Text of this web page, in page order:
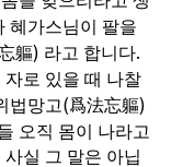
혜가스님이 팔을
軀) 라고 합니다.
자로 있을 때 나찰
법망고(爲法忘軀)
오직 몸이 나라고
실 그 말은 아닙